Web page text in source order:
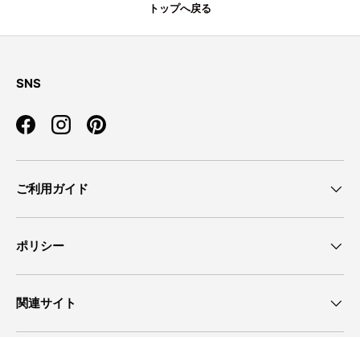
トップへ戻る
SNS
FacebookInstagramPinterest
ご利用ガイド
ポリシー
関連サイト